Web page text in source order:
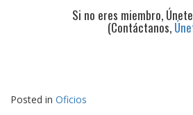
Si no eres miembro,
(Contáctanos,
Posted in Oficios